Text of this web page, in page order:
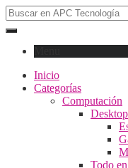
Inicio
Categorías
Computación
Todo